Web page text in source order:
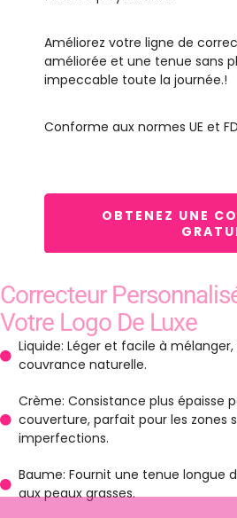
Améliorez votre ligne de
améliorée et une tenue sans
impeccable toute la journée.!
Conforme aux normes UE et
OBTENEZ UNE
Votre Logo De Luxe
Liquide: Léger et facile à
couvrance naturelle.
Crème: Consistance plus épaisse
couverture, parfait pour les zones
imperfections.
Baume: Fournit une tenue longue
aux peaux grasses.